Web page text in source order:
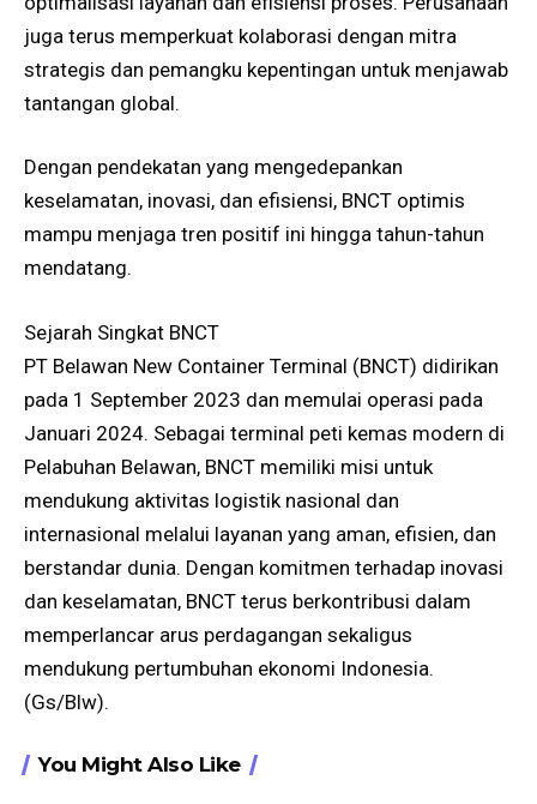
juga terus memperkuat kolaborasi dengan mitra
strategis dan pemangku kepentingan untuk menjawab
tantangan global.
Dengan pendekatan yang mengedepankan
keselamatan, inovasi, dan efisiensi, BNCT optimis
mampu menjaga tren positif ini hingga tahun-tahun
mendatang.
Sejarah Singkat BNCT
PT Belawan New Container Terminal (BNCT) didirikan
pada 1 September 2023 dan memulai operasi pada
Januari 2024. Sebagai terminal peti kemas modern di
Pelabuhan Belawan, BNCT memiliki misi untuk
mendukung aktivitas logistik nasional dan
internasional melalui layanan yang aman, efisien, dan
berstandar dunia. Dengan komitmen terhadap inovasi
dan keselamatan, BNCT terus berkontribusi dalam
memperlancar arus perdagangan sekaligus
mendukung pertumbuhan ekonomi Indonesia.
(Gs/Blw).
You Might Also Like